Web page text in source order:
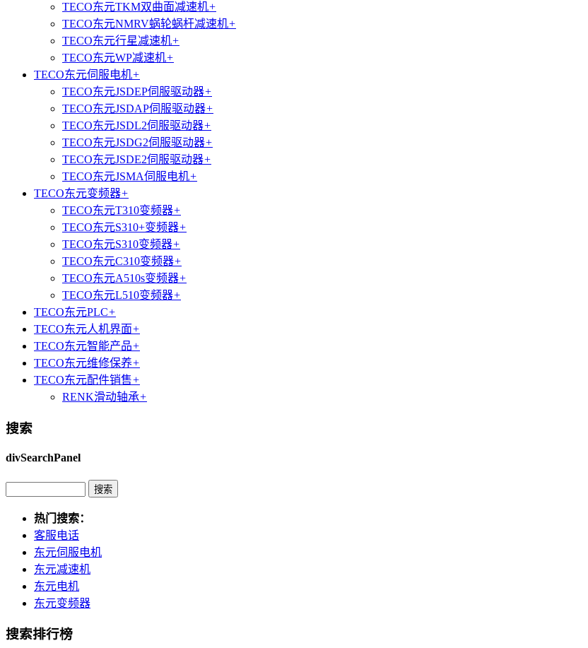
TECO东元TKM双曲面减速机+
TECO东元NMRV蜗轮蜗杆减速机+
TECO东元行星减速机+
TECO东元WP减速机+
TECO东元伺服电机+
TECO东元JSDEP伺服驱动器+
TECO东元JSDAP伺服驱动器+
TECO东元JSDL2伺服驱动器+
TECO东元JSDG2伺服驱动器+
TECO东元JSDE2伺服驱动器+
TECO东元JSMA伺服电机+
TECO东元变频器+
TECO东元T310变频器+
TECO东元S310+变频器+
TECO东元S310变频器+
TECO东元C310变频器+
TECO东元A510s变频器+
TECO东元L510变频器+
TECO东元PLC+
TECO东元人机界面+
TECO东元智能产品+
TECO东元维修保养+
TECO东元配件销售+
RENK滑动轴承+
搜索
divSearchPanel
热门搜索：
客服电话
东元伺服电机
东元减速机
东元电机
东元变频器
搜索排行榜